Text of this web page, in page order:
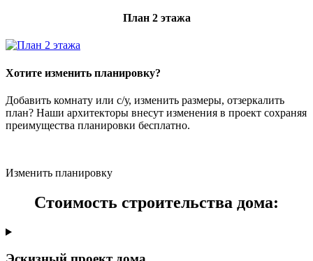
План 2 этажа
Хотите изменить планировку?
Добавить комнату или с/у, изменить размеры, отзеркалить
план? Наши архитекторы внесут изменения в проект сохраняя
преимущества планировки бесплатно.
Изменить планировку
Стоимость строительства дома: